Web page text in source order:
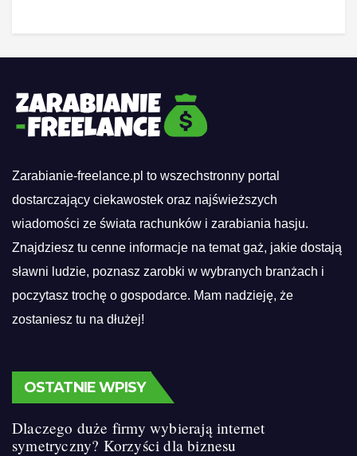
Zarabianie-freelance.pl to wszechstronny portal
dostarczający ciekawostek oraz najświeższych
wiadomości ze świata rachunków i zarabiania hasju.
Znajdziesz tu cenne informacje na temat gaż, jakie dostają
sławni ludzie, poznasz zarobki w wybranych branżach i
poczytasz trochę o gospodarce. Mam nadzieję, że
zostaniesz tu na dłużej!
OSTATNIE WPISY
Dlaczego duże firmy wybierają internet
symetryczny? Korzyści dla biznesu